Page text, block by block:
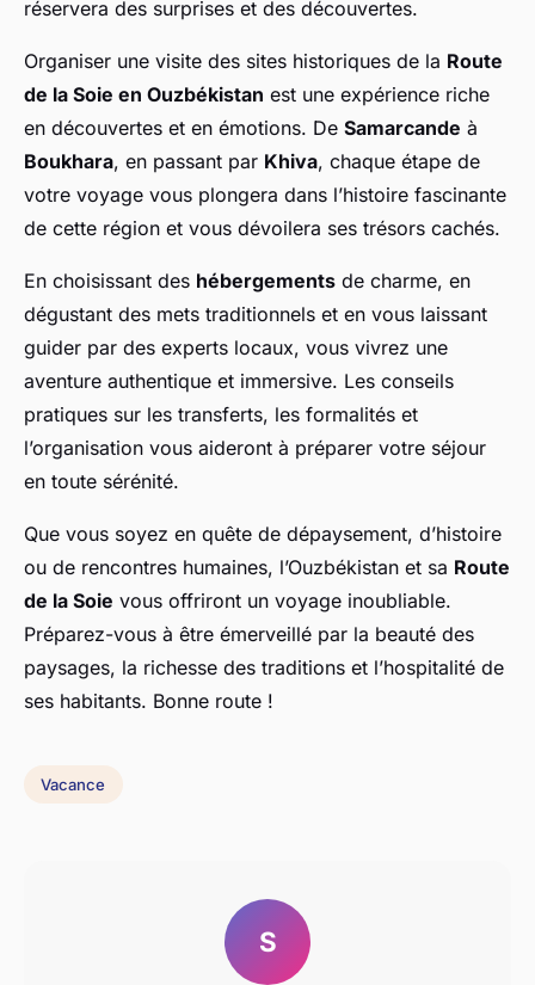
réservera des surprises et des découvertes.
Organiser une visite des sites historiques de la Route
de la Soie en Ouzbékistan est une expérience riche
en découvertes et en émotions. De Samarcande à
Boukhara, en passant par Khiva, chaque étape de
votre voyage vous plongera dans l’histoire fascinante
de cette région et vous dévoilera ses trésors cachés.
En choisissant des hébergements de charme, en
dégustant des mets traditionnels et en vous laissant
guider par des experts locaux, vous vivrez une
aventure authentique et immersive. Les conseils
pratiques sur les transferts, les formalités et
l’organisation vous aideront à préparer votre séjour
en toute sérénité.
Que vous soyez en quête de dépaysement, d’histoire
ou de rencontres humaines, l’Ouzbékistan et sa Route
de la Soie vous offriront un voyage inoubliable.
Préparez-vous à être émerveillé par la beauté des
paysages, la richesse des traditions et l’hospitalité de
ses habitants. Bonne route !
Vacance
S